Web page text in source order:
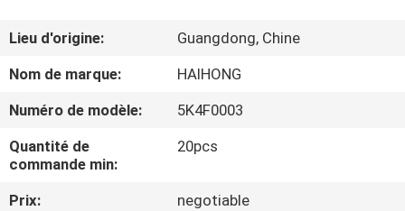
VIDÉOS
PROPOS
DE
NOUS
Lieu d'origine:
Guangdong, Chine
Nom de marque:
HAIHONG
Numéro de modèle:
5K4F0003
Quantité de
commande min:
20pcs
Prix:
negotiable